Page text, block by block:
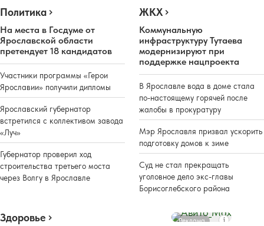
Политика
На места в Госдуме от
Ярославской области
претендует 18 кандидатов
Участники программы «Герои
Ярославии» получили дипломы
Ярославский губернатор
встретился с коллективом завода
«Луч»
Губернатор проверил ход
строительства третьего моста
через Волгу в Ярославле
ЖКХ
Коммунальную
инфраструктуру Тутаева
модернизируют при
поддержке нацпроекта
В Ярославле вода в доме стала
по-настоящему горячей после
жалобы в прокуратуру
Мэр Ярославля призвал ускорить
подготовку домов к зиме
Суд не стал прекращать
уголовное дело экс-главы
Борисоглебского района
Здоровье Реклама